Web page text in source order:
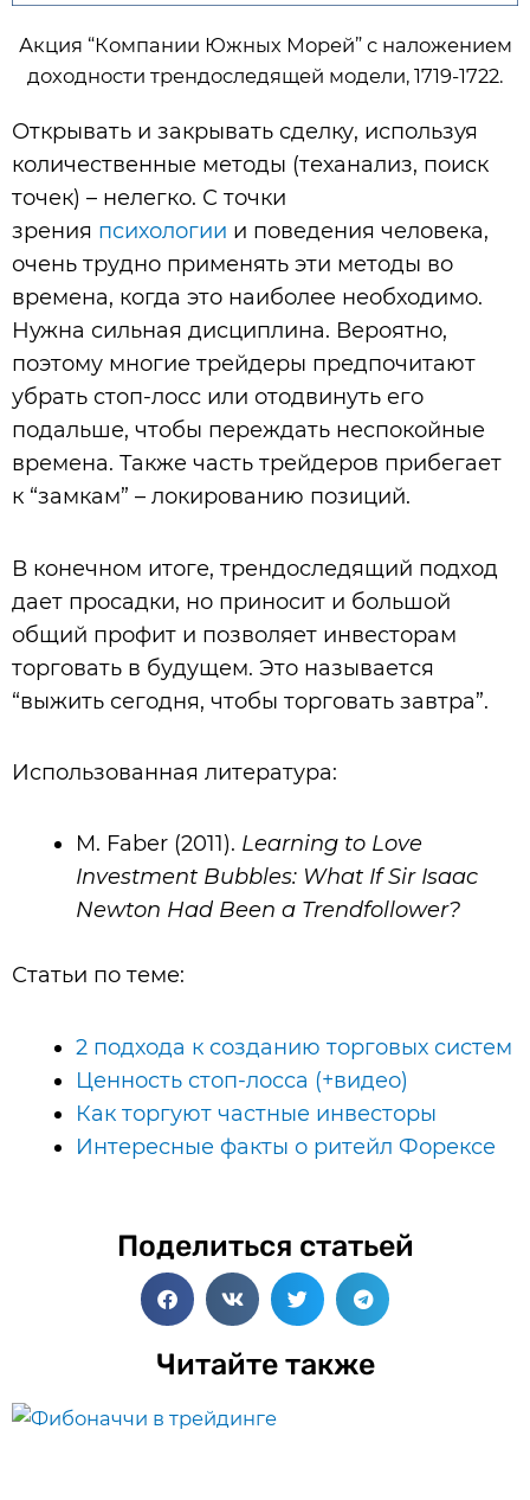
Акция “Компании Южных Морей” с наложением
доходности трендоследящей модели, 1719-1722.
Открывать и закрывать сделку, используя
количественные методы (теханализ, поиск
точек) – нелегко. С точки
зрения психологии и поведения человека,
очень трудно применять эти методы во
времена, когда это наиболее необходимо.
Нужна сильная дисциплина. Вероятно,
поэтому многие трейдеры предпочитают
убрать стоп-лосс или отодвинуть его
подальше, чтобы переждать неспокойные
времена. Также часть трейдеров прибегает
к “замкам” – локированию позиций.
В конечном итоге, трендоследящий подход
дает просадки, но приносит и большой
общий профит и позволяет инвесторам
торговать в будущем. Это называется
“выжить сегодня, чтобы торговать завтра”.
Использованная литература:
M. Faber (2011). Learning to Love
Investment Bubbles: What If Sir Isaac
Newton Had Been a Trendfollower?
Статьи по теме:
2 подхода к созданию торговых систем
Ценность стоп-лосса (+видео)
Как торгуют частные инвесторы
Интересные факты о ритейл Форексе
Поделиться статьей
Читайте также